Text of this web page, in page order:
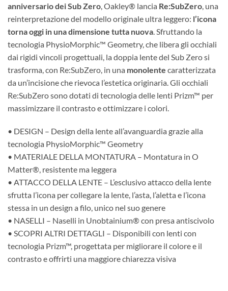
anniversario dei Sub Zero , Oakley® lancia Re:SubZero , una
reinterpretazione del modello originale ultra leggero: l’icona
torna oggi in una dimensione tutta nuova . Sfruttando la
tecnologia PhysioMorphic™ Geometry, che libera gli occhiali
dai rigidi vincoli progettuali, la doppia lente del Sub Zero si
trasforma, con Re:SubZero, in una monolente caratterizzata
da un’incisione che rievoca l’estetica originaria. Gli occhiali
Re:SubZero sono dotati di tecnologia delle lenti Prizm™ per
massimizzare il contrasto e ottimizzare i colori.
• DESIGN – Design della lente all’avanguardia grazie alla
tecnologia PhysioMorphic™ Geometry
• MATERIALE DELLA MONTATURA – Montatura in O
Matter®, resistente ma leggera
• ATTACCO DELLA LENTE – L’esclusivo attacco della lente
sfrutta l’icona per collegare la lente, l’asta, l’aletta e l’icona
stessa in un design a filo, unico nel suo genere
• NASELLI – Naselli in Unobtainium® con presa antiscivolo
• SCOPRI ALTRI DETTAGLI – Disponibili con lenti con
tecnologia Prizm™, progettata per migliorare il colore e il
contrasto e offrirti una maggiore chiarezza visiva